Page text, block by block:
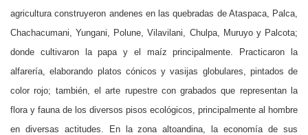
agricultura construyeron andenes en las quebradas de Ataspaca, Palca,
Chachacumani, Yungani, Polune, Vilavilani, Chulpa, Muruyo y Palcota;
donde cultivaron la papa y el maíz principalmente. Practicaron la
alfarería, elaborando platos cónicos y vasijas globulares, pintados de
color rojo; también, el arte rupestre con grabados que representan la
flora y fauna de los diversos pisos ecológicos, principalmente al hombre
en diversas actitudes. En la zona altoandina, la economía de sus